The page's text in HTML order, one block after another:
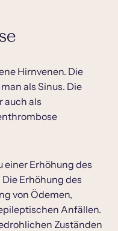
auf
Hirnvenen. Die
als Sinus. Die
auch als
einer Erhöhung des
Erhöhung des
von Ödemen,
Anfällen.
Zuständen